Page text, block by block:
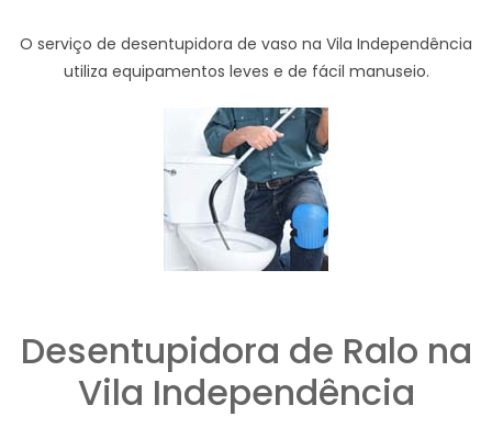
O serviço de desentupidora de vaso na Vila Independência
utiliza equipamentos leves e de fácil manuseio.
Desentupidora de Ralo na
Vila Independência